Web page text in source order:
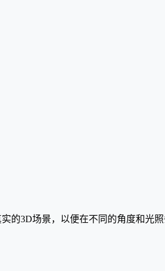
的3D场景，以便在不同的角度和光照